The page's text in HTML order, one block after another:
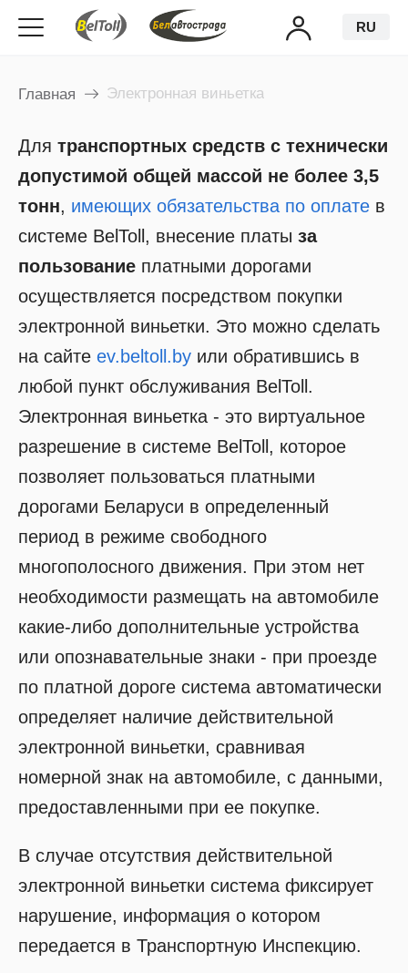
RU
Главная Электронная виньетка
Для транспортных средств с технически
допустимой общей массой не более 3,5
тонн, имеющих обязательства по оплатев
системе BelToll, внесение платы за
пользование платными дорогами
осуществляется посредством покупки
электронной виньетки. Это можно сделать
на сайте ev.beltoll.byили обратившись в
любой пункт обслуживания BelToll.
Электронная виньетка - это виртуальное
разрешение в системе BelToll, которое
позволяет пользоваться платными
дорогами Беларуси в определенный
период в режиме свободного
многополосного движения. При этом нет
необходимости размещать на автомобиле
какие-либо дополнительные устройства
или опознавательные знаки - при проезде
по платной дороге система автоматически
определяет наличие действительной
электронной виньетки, сравнивая
номерной знак на автомобиле, с данными,
предоставленными при ее покупке.
В случае отсутствия действительной
электронной виньетки система фиксирует
нарушение, информация о котором
передается в Транспортную Инспекцию.